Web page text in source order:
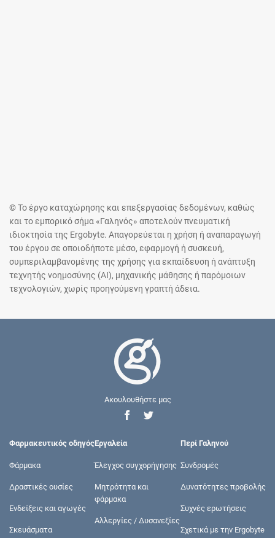
© Το έργο καταχώρησης και επεξεργασίας δεδομένων, καθώς
και το εμπορικό σήμα «Γαληνός» αποτελούν πνευματική
ιδιοκτησία της Ergobyte. Απαγορεύεται η χρήση ή αναπαραγωγή
του έργου σε οποιοδήποτε μέσο, εφαρμογή ή συσκευή,
συμπεριλαμβανομένης της χρήσης για εκπαίδευση ή ανάπτυξη
τεχνητής νοημοσύνης (AI), μηχανικής μάθησης ή παρόμοιων
τεχνολογιών, χωρίς προηγούμενη γραπτή άδεια.
Ακουλουθήστε μας
Φαρμακευτικός οδηγός
Φάρμακα
Δραστικές ουσίες
Ενδείξεις και αγωγές
Σκευάσματα
Εργαλεία
Έλεγχος συγχορήγησης
Μητρότητα και
φάρμακα
Αλλεργίες / Δυσανεξίες
Περί Γαληνού
Συνδρομές
Δυνατότητες προβολής
Συχνές ερωτήσεις
Σχετικά με την Ergobyte